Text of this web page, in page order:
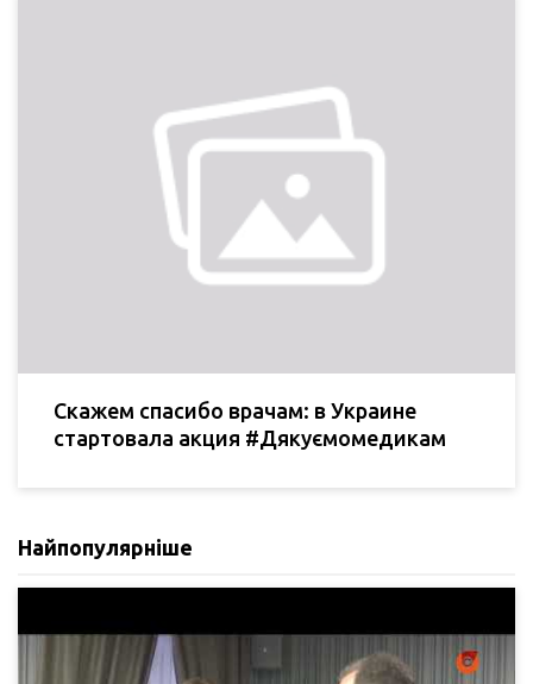
Скажем спасибо врачам: в Украине
стартовала акция #Дякуємомедикам
Найпопулярніше